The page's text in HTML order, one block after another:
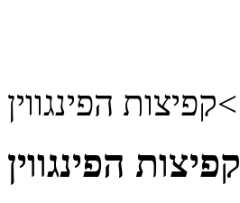
>קפיצות הפינגווין
קפיצות הפינגווין